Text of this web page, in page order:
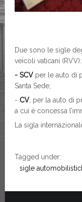
Due sono le sigle
veicoli vaticani (RVV):
- SCV per le auto di
Santa Sede;
- CV , per la auto di
a cui è concessa
La sigla
Tagged under:
sigle